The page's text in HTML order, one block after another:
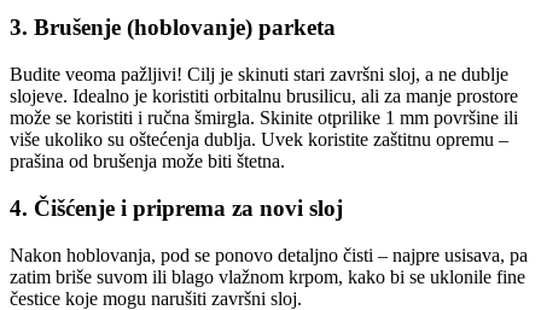
3. Brušenje (hoblovanje) parketa
Budite veoma pažljivi! Cilj je skinuti stari završni sloj, a ne dublje
slojeve. Idealno je koristiti orbitalnu brusilicu, ali za manje prostore
može se koristiti i ručna šmirgla. Skinite otprilike 1 mm površine ili
više ukoliko su oštećenja dublja. Uvek koristite zaštitnu opremu –
prašina od brušenja može biti štetna.
4. Čišćenje i priprema za novi sloj
Nakon hoblovanja, pod se ponovo detaljno čisti – najpre usisava, pa
zatim briše suvom ili blago vlažnom krpom, kako bi se uklonile fine
čestice koje mogu narušiti završni sloj.